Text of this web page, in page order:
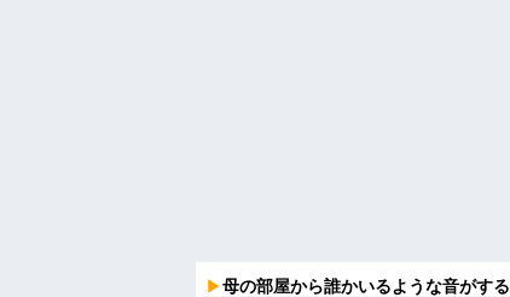
母の部屋から誰かいるような音がする